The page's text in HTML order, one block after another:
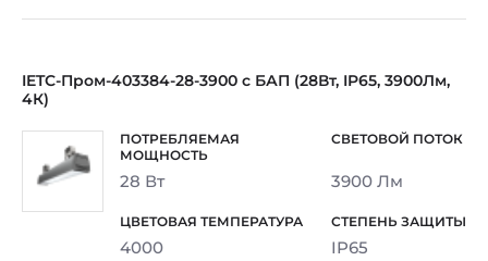
IETC-Пром-403384-28-3900 с БАП (28Вт, IP65, 3900Лм,
4К)
28 Вт 3900 Лм
4000 IP65